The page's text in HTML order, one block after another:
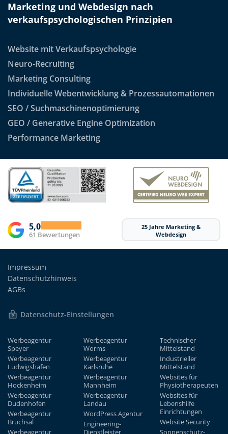
Marketing und Webdesign nach
verkaufspsychologischen Prinzipien
Website mit Verkaufspsychologie
Neuro-Recruiting
Marketing Consulting
Individuelle Webentwicklung & Prozessautomationen
SEO / Suchmaschinenoptimierung
GEO / Generative Engine Optimization
Performance Marketing
5,0
61 Bewertungen
25 Jahre Marketing &
Webdesign
Impressum
Datenschutzhinweis
AGBs
Datenschutz-Einstellungen
Werbeagentur
Speyer
Werbeagentur
Ludwigshafen
Werbeagentur
Hockenheim
Werbeagentur
Dudenhofen
Werbeagentur
Bruchsal
Werbeagentur
Worms
Werbeagentur
Karlsruhe
Werbeagentur
Mannheim
Werbeagentur
Landau
WordPress Agentur
Engineering-
Technischer
Mittelstand
Industrieller
Mittelstand
Websites für
Physiotherapeuten
Websites für
Lebenshilfe
Einrichtungen
Website Security